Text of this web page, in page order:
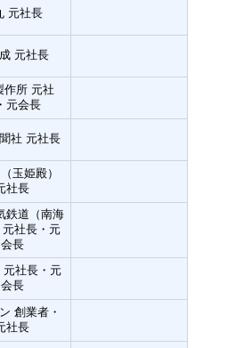
元社長
元社長
作所 元社
元会長
社 元社長
玉姫殿）
社長
鉄道（南海
元社長・元
会長
元社長・元
会長
創業者・
社長